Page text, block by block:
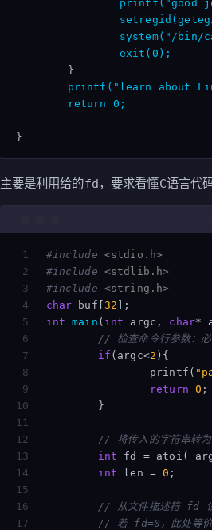
printf("good
system("/bin/
                exit(0);
printf("learn about
        return 0;
主要是利用给的fd，要求看懂C语言代码
1
2
3
4
5
6
7
8
9
10
11
12
13
14
15
16
17
#include <stdio.h>
#include <stdlib.h>
#include <string.h>
char
buf 32 ];
int
main ( int argc , char*
// 检查命令行参数：
if ( argc<2 ){
printf (
return 0 ;
}
// 将传入的字符串转
int
fd = atoi (
int
len = 0 ;
// 从文件描述符 fd
// 若 fd=0，此处等价